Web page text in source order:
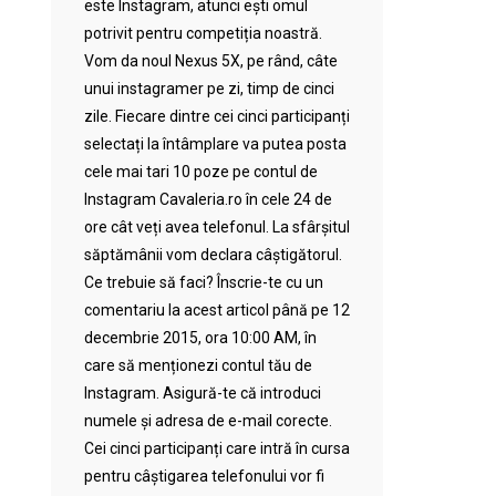
este Instagram, atunci ești omul
potrivit pentru competiția noastră.
Vom da noul Nexus 5X, pe rând, câte
unui instagramer pe zi, timp de cinci
zile. Fiecare dintre cei cinci participanți
selectați la întâmplare va putea posta
cele mai tari 10 poze pe contul de
Instagram Cavaleria.ro în cele 24 de
ore cât veți avea telefonul. La sfârșitul
săptămânii vom declara câștigătorul.
Ce trebuie să faci? Înscrie-te cu un
comentariu la acest articol până pe 12
decembrie 2015, ora 10:00 AM, în
care să menționezi contul tău de
Instagram. Asigură-te că introduci
numele și adresa de e-mail corecte.
Cei cinci participanți care intră în cursa
pentru câștigarea telefonului vor fi